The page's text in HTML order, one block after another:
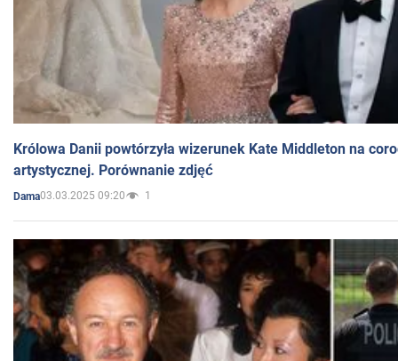
Królowa Danii powtórzyła wizerunek Kate Middleton na
artystycznej. Porównanie zdjęć
Dama03.03.2025 09:20 1